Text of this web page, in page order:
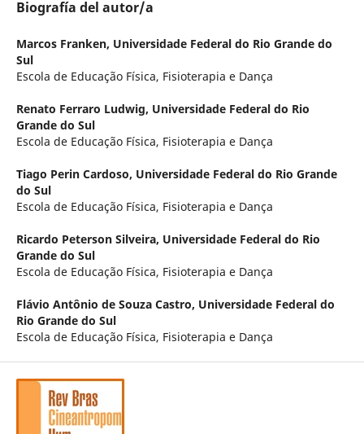
Biografía del autor/a
Marcos Franken, Universidade Federal do Rio Grande do
Sul
Escola de Educação Física, Fisioterapia e Dança
Renato Ferraro Ludwig, Universidade Federal do Rio
Grande do Sul
Escola de Educação Física, Fisioterapia e Dança
Tiago Perin Cardoso, Universidade Federal do Rio Grande
do Sul
Escola de Educação Física, Fisioterapia e Dança
Ricardo Peterson Silveira, Universidade Federal do Rio
Grande do Sul
Escola de Educação Física, Fisioterapia e Dança
Flávio Antônio de Souza Castro, Universidade Federal do
Rio Grande do Sul
Escola de Educação Física, Fisioterapia e Dança